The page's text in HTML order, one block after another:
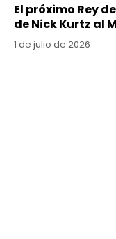
El próximo Rey
de Nick Kurtz al
1 de julio de 2026